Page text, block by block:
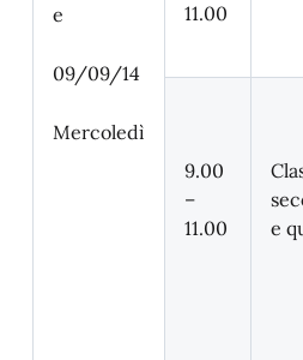
e
09/09/14
Mercoledì
11.00
9.00
–
11.00
e